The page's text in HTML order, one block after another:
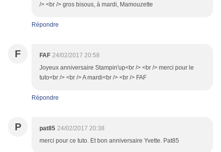
/> <br /> gros bisous, à mardi, Mamouzette
Répondre
F FAF 24/02/2017 20:58
Joyeux anniversaire Stampin'up<br /> <br /> merci pour le
tuto<br /> <br /> A mardi<br /> <br /> FAF
Répondre
P pat85 24/02/2017 20:38
merci pour ce tuto. Et bon anniversaire Yvette. Pat85